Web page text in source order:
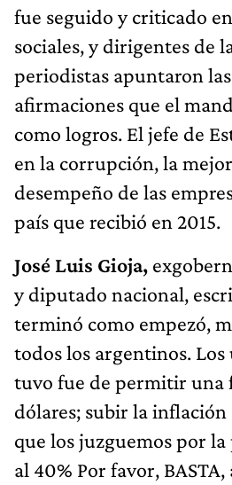
fue seguido y criticado
sociales, y dirigentes de
periodistas apuntaron
afirmaciones que el
como logros. El jefe de
en la corrupción, la
desempeño de las
país que recibió en 2015.
José Luis Gioja,
y diputado nacional,
terminó como empezó,
todos los argentinos. Los
tuvo fue de permitir una
dólares; subir la inflación
que los juzguemos por la
al 40% Por favor,